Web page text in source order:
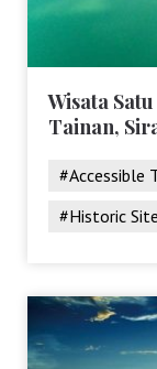
Wisata
Tainan,
#Accessible
#Historic